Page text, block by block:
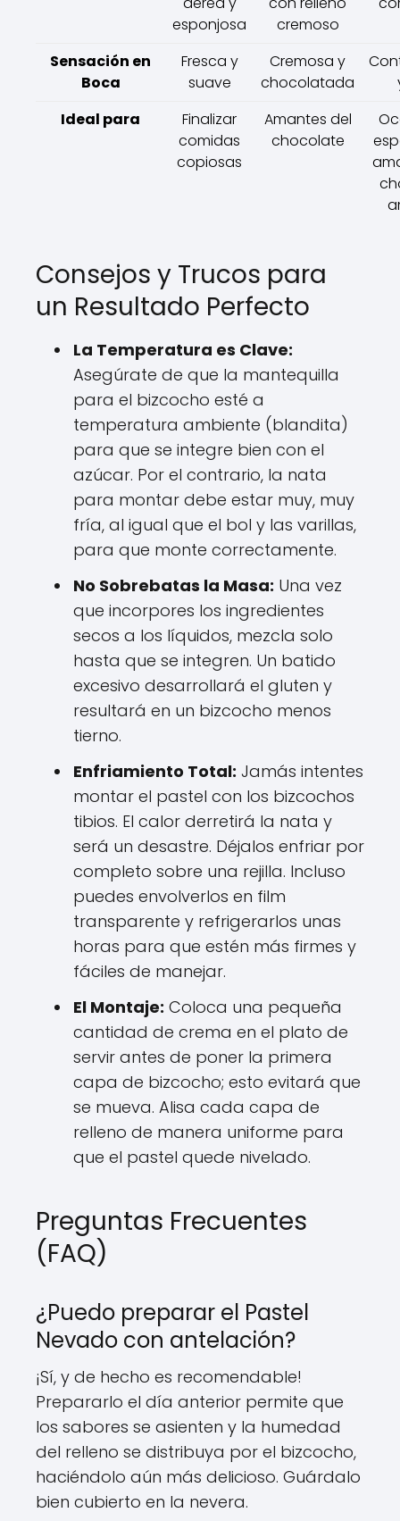
esponjosa
cremoso
Sensación en
Boca
Fresca y
suave
Cremosa y
chocolatada
Ideal para
Finalizar
comidas
copiosas
Amantes del
chocolate
Consejos y Trucos para
un Resultado Perfecto
La Temperatura es Clave:
Asegúrate de que la mantequilla
para el bizcocho esté a
temperatura ambiente (blandita)
para que se integre bien con el
azúcar. Por el contrario, la nata
para montar debe estar muy, muy
fría, al igual que el bol y las varillas,
para que monte correctamente.
No Sobrebatas la Masa: Una vez
que incorpores los ingredientes
secos a los líquidos, mezcla solo
hasta que se integren. Un batido
excesivo desarrollará el gluten y
resultará en un bizcocho menos
tierno.
Enfriamiento Total: Jamás intentes
montar el pastel con los bizcochos
tibios. El calor derretirá la nata y
será un desastre. Déjalos enfriar por
completo sobre una rejilla. Incluso
puedes envolverlos en film
transparente y refrigerarlos unas
horas para que estén más firmes y
fáciles de manejar.
El Montaje: Coloca una pequeña
cantidad de crema en el plato de
servir antes de poner la primera
capa de bizcocho; esto evitará que
se mueva. Alisa cada capa de
relleno de manera uniforme para
que el pastel quede nivelado.
Preguntas Frecuentes
(FAQ)
¿Puedo preparar el Pastel
Nevado con antelación?
¡Sí, y de hecho es recomendable!
Prepararlo el día anterior permite que
los sabores se asienten y la humedad
del relleno se distribuya por el bizcocho,
haciéndolo aún más delicioso. Guárdalo
bien cubierto en la nevera.